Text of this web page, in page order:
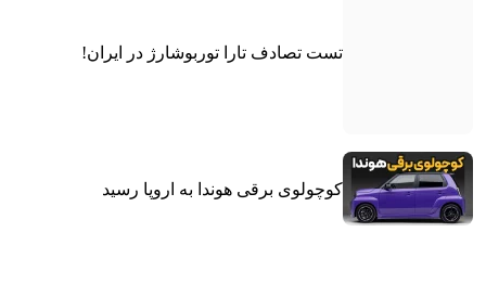
تست تصادف تارا توربوشارژ در ایران!
کوچولوی برقی هوندا به اروپا رسید